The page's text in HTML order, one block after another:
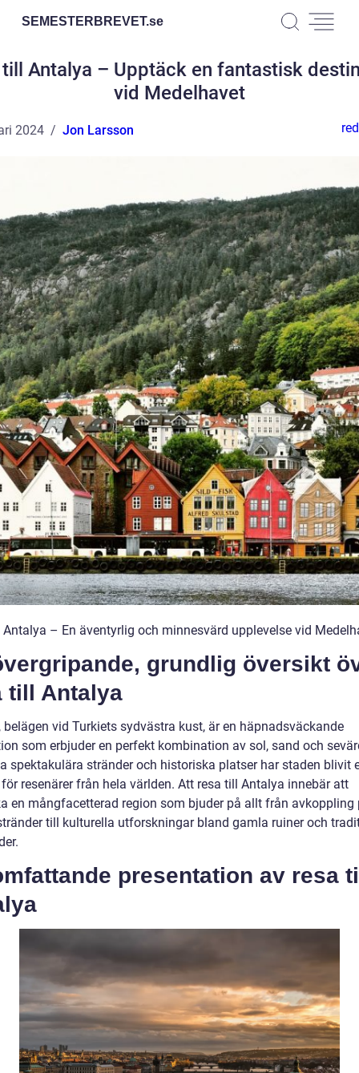
SEMESTERBREVET.se
till Antalya – Upptäck en fantastisk
vid Medelhavet
2024 Jon Larsson
Antalya – En äventyrlig och minnesvärd upplevelse vid
grundlig översikt
till Antalya
belägen vid Turkiets sydvästra kust, är en häpnadsväckande
som erbjuder en perfekt kombination av sol, sand och
spektakulära stränder och historiska platser har staden blivit
resenärer från hela världen. Att resa till Antalya innebär att
en mångfacetterad region som bjuder på allt från avkoppling
till kulturella utforskningar bland gamla ruiner och
presentation av resa